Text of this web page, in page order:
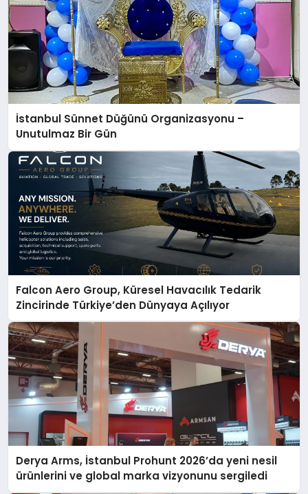
İstanbul Sünnet Düğünü Organizasyonu –
Unutulmaz Bir Gün
Falcon Aero Group, Küresel Havacılık Tedarik
Zincirinde Türkiye’den Dünyaya Açılıyor
Derya Arms, İstanbul Prohunt 2026’da yeni nesil
ürünlerini ve global marka vizyonunu sergiledi